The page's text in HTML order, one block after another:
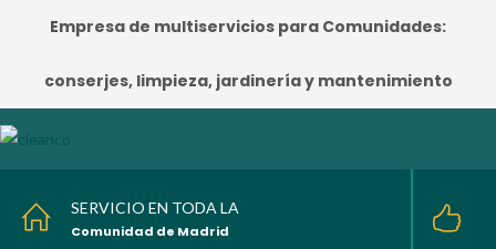
Empresa de multiservicios para Comunidades:
conserjes, limpieza, jardinería y mantenimiento
SERVICIO EN TODA LA
Comunidad de Madrid